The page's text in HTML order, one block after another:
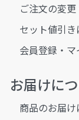
ご注文の変
セット値引き
会員登録・
お届けに
商品のお届け